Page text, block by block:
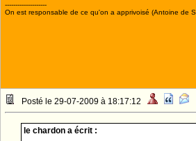
--------------------
On est responsable de ce qu'on a apprivoisé (Antoine de
Posté le 29-07-2009 à 18:17:12
le chardon a écrit :